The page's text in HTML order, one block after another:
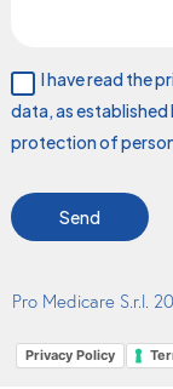
I have read the
data, as
protection of
Send
Pro Medicare S.r.l.
Privacy Policy